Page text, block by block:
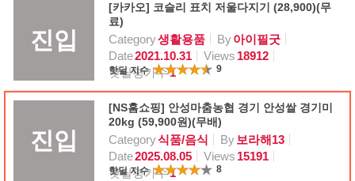
진입
[카카오] 코슬리 표치 저울다지기 (28,900)(무
료)
Category생활용품 By아이필굿
Date2021.10.31 Views 18912
핫딜평가수1
핫딜 지수 9
진입
[NS홈쇼핑] 안성마춤농협 경기 안성쌀 경기미
20kg (59,900원)(무배)
Category식품/음식 By 보라해13
Date2025.08.05 Views 15191
핫딜평가수1
핫딜 지수 8